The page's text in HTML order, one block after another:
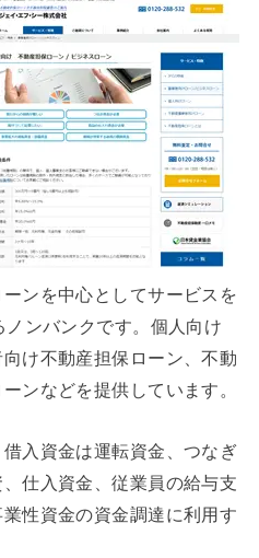
ンを中心としてサービスを
ンバンクです。個人向け
け不動産担保ローン、不動
ンなどを提供しています。
入資金は運転資金、つなぎ
仕入資金、従業員の給与支
性資金の資金調達に利用す